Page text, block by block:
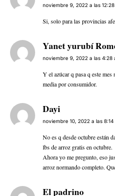
noviembre 9, 2022 a las
Si, solo para las provincias
Yanet yurubí
noviembre 9, 2022 a las 4:28
Y el azúcar q pasa q este
media por consumidor.
Dayi
noviembre 10, 2022 a las 8:14
No es q desde octubre están
lbs de arroz gratis en octubre.
Ahora yo me pregunto, eso
arroz normando completo.
El padrino